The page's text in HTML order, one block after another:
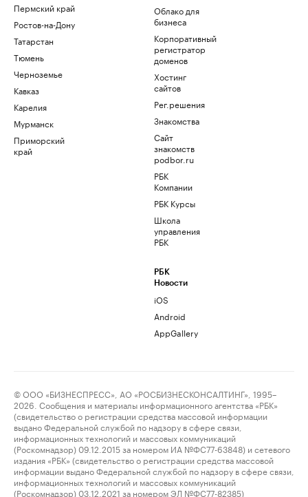
Пермский край
Ростов-на-Дону
Татарстан
Тюмень
Черноземье
Кавказ
Карелия
Мурманск
Приморский
край
Облако для
бизнеса
Корпоративный
регистратор
доменов
Хостинг
сайтов
Рег.решения
Знакомства
Сайт
знакомств
podbor.ru
РБК
Компании
РБК Курсы
Школа
управления
РБК
РБК
Новости
iOS
Android
AppGallery
© ООО «БИЗНЕСПРЕСС», АО «РОСБИЗНЕСКОНСАЛТИНГ», 1995–
2026. Сообщения и материалы информационного агентства «РБК»
(свидетельство о регистрации средства массовой информации
выдано Федеральной службой по надзору в сфере связи,
информационных технологий и массовых коммуникаций
(Роскомнадзор) 09.12.2015 за номером ИА №ФС77-63848) и сетевого
издания «РБК» (свидетельство о регистрации средства массовой
информации выдано Федеральной службой по надзору в сфере связи,
информационных технологий и массовых коммуникаций
(Роскомнадзор) 03.12.2021 за номером ЭЛ №ФС77-82385)